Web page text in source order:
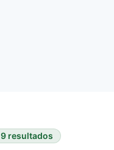
9 resultados